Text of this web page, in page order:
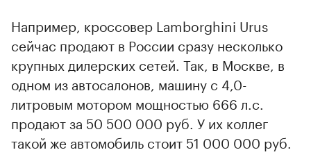
Например, кроссовер Lamborghini Urus
сейчас продают в России сразу несколько
крупных дилерских сетей. Так, в Москве, в
одном из автосалонов, машину с 4,0-
литровым мотором мощностью 666 л.с.
продают за 50 500 000 руб. У их коллег
такой же автомобиль стоит 51 000 000 руб.